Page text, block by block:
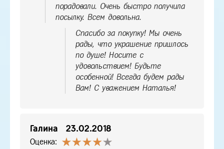
порадовали. Очень быстро получила
посылку. Всем довольна.
Спасибо за покупку! Мы очень
рады, что украшение пришлось
по душе! Носите с
удовольствием! Будьте
особенной! Всегда будем рады
Вам! С уважением Наталья!
Галина 23.02.2018
Оценка: